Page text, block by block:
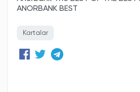
ANORBANK BEST
Kartalar